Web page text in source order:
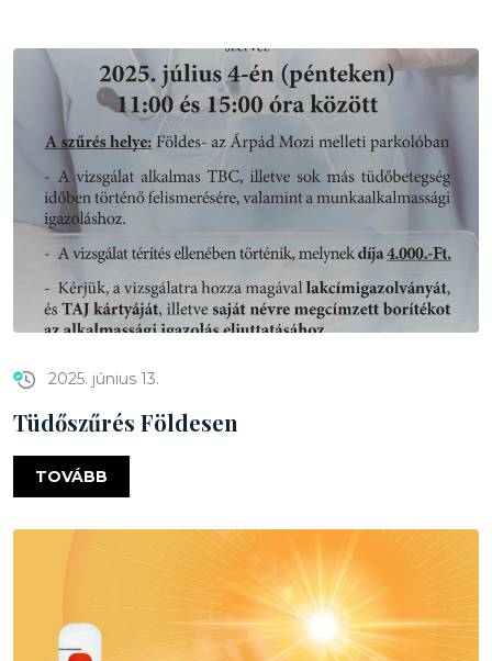
2025. június 13.
Tüdőszűrés Földesen
TOVÁBB